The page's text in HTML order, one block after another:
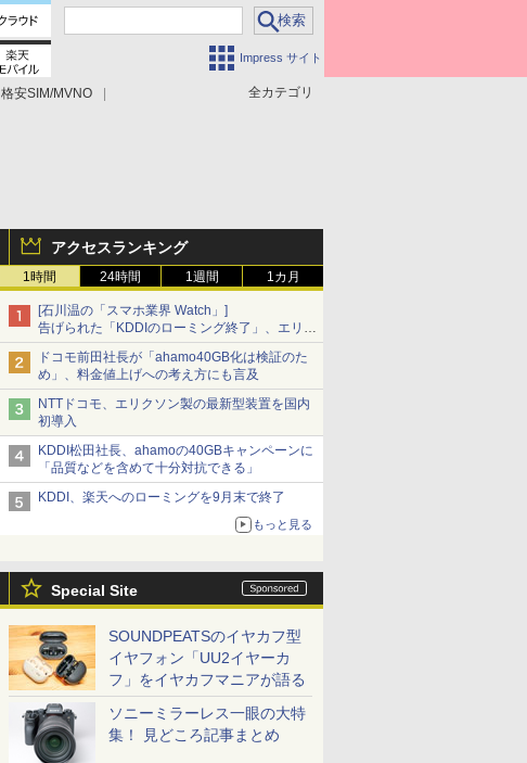
Impress サイト
全カテゴリ
格安SIM/MVNO
アクセスランキング
1時間 24時間 1週間 1カ月
[石川温の「スマホ業界 Watch」]
告げられた「KDDIのローミング終了」、エリア
マップの落とし穴と楽天モバイルの課題
ドコモ前田社長が「ahamo40GB化は検証のた
め」、料金値上げへの考え方にも言及
NTTドコモ、エリクソン製の最新型装置を国内
初導入
KDDI松田社長、ahamoの40GBキャンペーンに
「品質などを含めて十分対抗できる」
KDDI、楽天へのローミングを9月末で終了
もっと見る
Special Site
SOUNDPEATSのイヤカフ型
イヤフォン「UU2イヤーカ
フ」をイヤカフマニアが語る
ソニーミラーレス一眼の大特
集！ 見どころ記事まとめ